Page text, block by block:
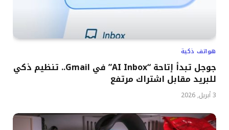
هواتف ذكية
جوجل تبدأ إتاحة “AI Inbox” في Gmail.. تنظيم ذكي
للبريد مقابل اشتراك مرتفع
3 أبريل, 2026